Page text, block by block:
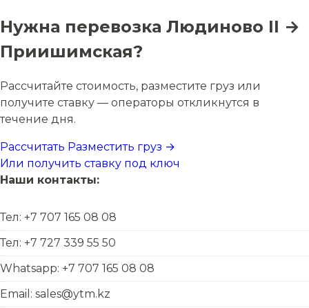
Нужна перевозка Людиново II →
Приишимская?
Рассчитайте стоимость, разместите груз или
получите ставку — операторы откликнутся в
течение дня.
Рассчитать Разместить груз →
Или получить ставку под ключ
Наши контакты:
Тел: +7 707 165 08 08
Тел: +7 727 339 55 50
Whatsapp: +7 707 165 08 08
Email: sales@ytm.kz